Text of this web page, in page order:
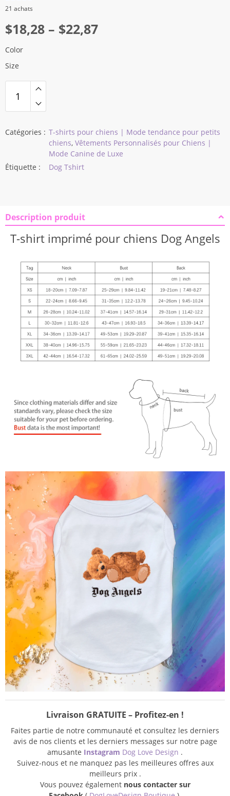
Note4.5
21 achats
$18,28 – $22,87
Plage
de
prix :
$22,87
Color
Size
Catégories : T-shirts pour chiens | Mode tendance pour petits
chiens, Vêtements Personnalisés pour Chiens |
Mode Canine de Luxe
Étiquette :
Dog Tshirt
Description produit
T-shirt imprimé pour chiens Dog Angels
Livraison GRATUITE – Profitez-en !
Faites partie de notre communauté et consultez les derniers
avis de nos clients et les derniers messages sur notre page
amusante Instagram Dog Love Design .
Suivez-nous et ne manquez pas les meilleures offres aux
meilleurs prix .
Vous pouvez également nous contacter sur